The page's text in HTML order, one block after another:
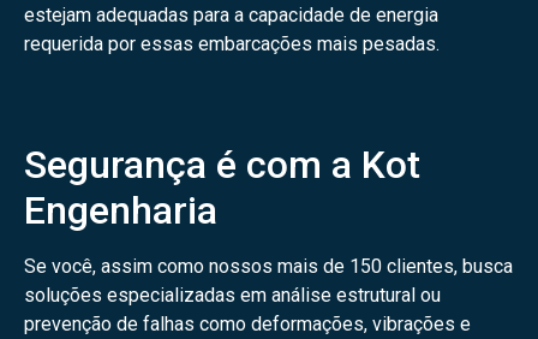
estejam adequadas para a capacidade de energia
requerida por essas embarcações mais pesadas.
Segurança é com a Kot
Engenharia
Se você, assim como nossos mais de 150 clientes, busca
soluções especializadas em análise estrutural ou
prevenção de falhas como deformações, vibrações e